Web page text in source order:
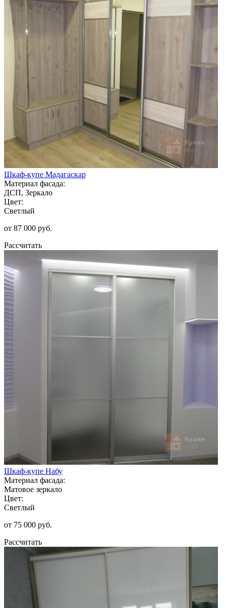
Шкаф-купе Мадагаскар
Материал фасада:
ДСП, Зеркало
Цвет:
Светлый
от 87 000 руб.
Рассчитать
Шкаф-купе Набу
Материал фасада:
Матовое зеркало
Цвет:
Светлый
от 75 000 руб.
Рассчитать